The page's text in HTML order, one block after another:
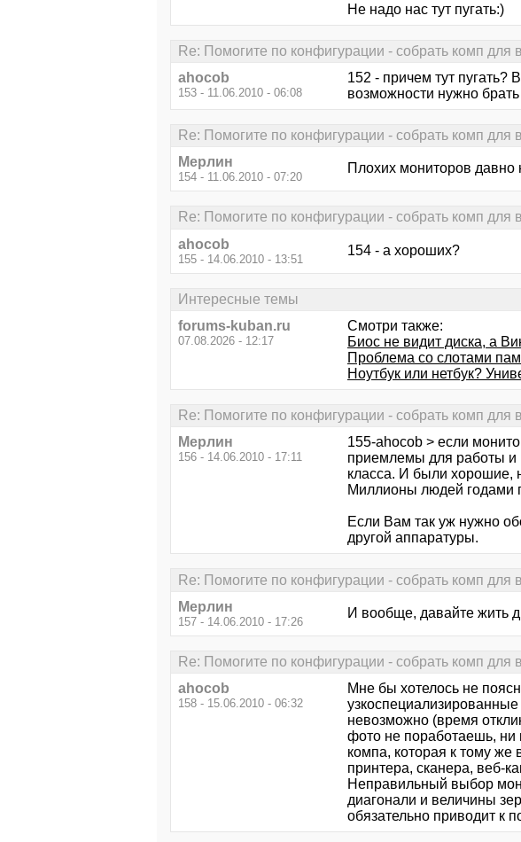
Не надо нас тут пугать:)
Re: Помогите по конфигурации - собрать комп для
ahocob
153 - 11.06.2010 - 06:08
152 - причем тут пугать?
возможности нужно
Re: Помогите по конфигурации - собрать комп для
Мерлин
154 - 11.06.2010 - 07:20
Плохих мониторов давно
Re: Помогите по конфигурации - собрать комп для
ahocob
155 - 14.06.2010 - 13:51
154 - а хороших?
Интересные темы
forums-kuban.ru
07.08.2026 - 12:17
Смотри также:
Биос не видит диска, а
Проблема со слотами
Ноутбук или нетбук?
Re: Помогите по конфигурации - собрать комп для
Мерлин
156 - 14.06.2010 - 17:11
155-ahocob > если
приемлемы для работы и
класса. И были хорошие,
Миллионы людей годами
Если Вам так уж нужно
другой аппаратуры.
Re: Помогите по конфигурации - собрать комп для
Мерлин
157 - 14.06.2010 - 17:26
И вообще, давайте жить
Re: Помогите по конфигурации - собрать комп для
ahocob
158 - 15.06.2010 - 06:32
Мне бы хотелось не
невозможно (время
фото не поработаешь, ни
компа, которая к тому же
принтера, сканера, веб-
Неправильный выбор
диагонали и величины
обязательно приводит к